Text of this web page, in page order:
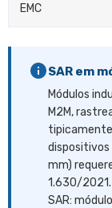
EMC
SAR em
Módulos
M2M,
tipicamente
dispositivos
mm)
1.630/
SAR: